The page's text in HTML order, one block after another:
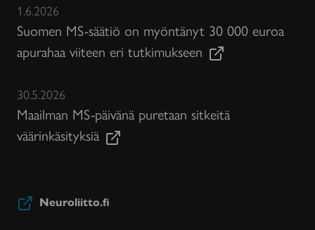
1.6.2026
Suomen MS-säätiö on myöntänyt 30 000 euroa
apurahaa viiteen eri tutkimukseen
30.5.2026
Maailman MS-päivänä puretaan sitkeitä
väärinkäsityksiä
Neuroliitto.fi